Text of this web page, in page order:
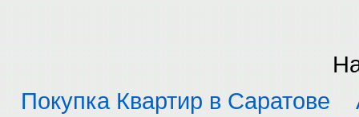
Покупка Квартир в Саратове